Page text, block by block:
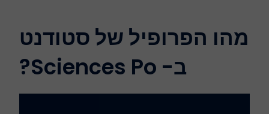
מהו הפרופיל של סטודנט
ב- Sciences Po?